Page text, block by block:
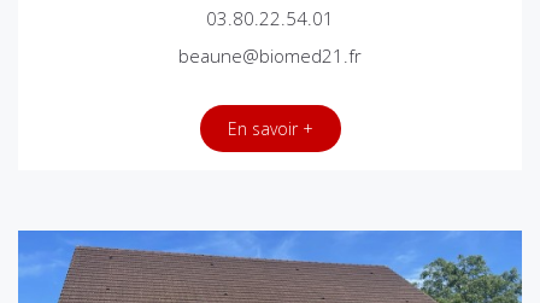
03.80.22.54.01
beaune@biomed21.fr
En savoir +